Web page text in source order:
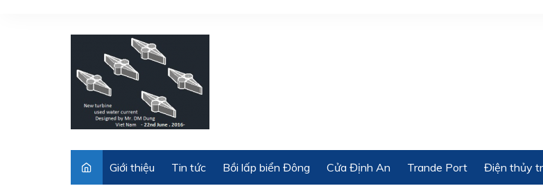
Kinh
Giới thiệu Tin tức Bồi lấp biển Đông Cửa Định An Trande Port Điện thủy